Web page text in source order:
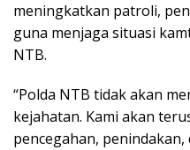
meningkatkan patroli,
guna menjaga situasi
NTB.
“Polda NTB tidak akan
kejahatan. Kami akan
pencegahan,